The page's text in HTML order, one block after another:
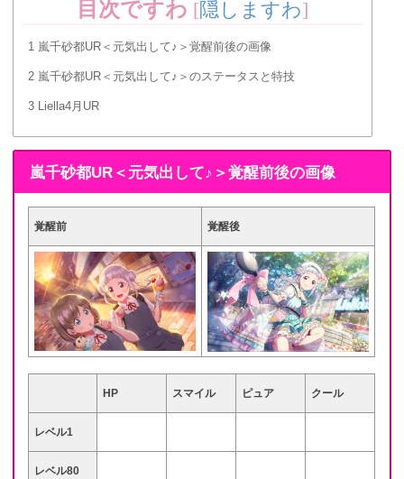
目次ですわ [隠しますわ]
1 嵐千砂都UR＜元気出して♪＞覚醒前後の画像
2 嵐千砂都UR＜元気出して♪＞のステータスと特技
3 Liella4月UR
嵐千砂都UR＜元気出して♪＞覚醒前後の画像
覚醒前 覚醒後
HP スマイル ピュア クール
レベル1
レベル80